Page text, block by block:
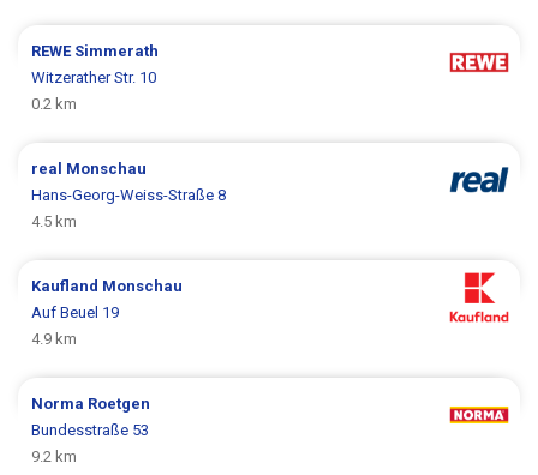
REWE Simmerath
Witzerather Str. 10
0.2 km
real Monschau
Hans-Georg-Weiss-Straße 8
4.5 km
Kaufland Monschau
Auf Beuel 19
4.9 km
Norma Roetgen
Bundesstraße 53
9.2 km